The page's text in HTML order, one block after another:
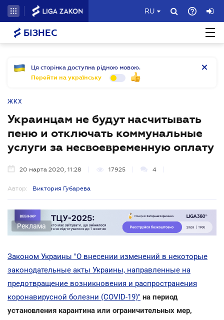
RU
БІЗНЕС
Ця сторінка доступна рідною мовою.
Перейти на українську
ЖКХ
Украинцам не будут насчитывать
пеню и отключать коммунальные
услуги за несвоевременную оплату
20 марта 2020, 11:28 17925 4
Автор: Виктория Губарева
Реклама
Законом Украины "О внесении изменений в некоторые
законодательные акты Украины, направленные на
предотвращение возникновения и распространения
коронавирусной болезни (COVID-19)" на период
установления карантина или ограничительных мер,